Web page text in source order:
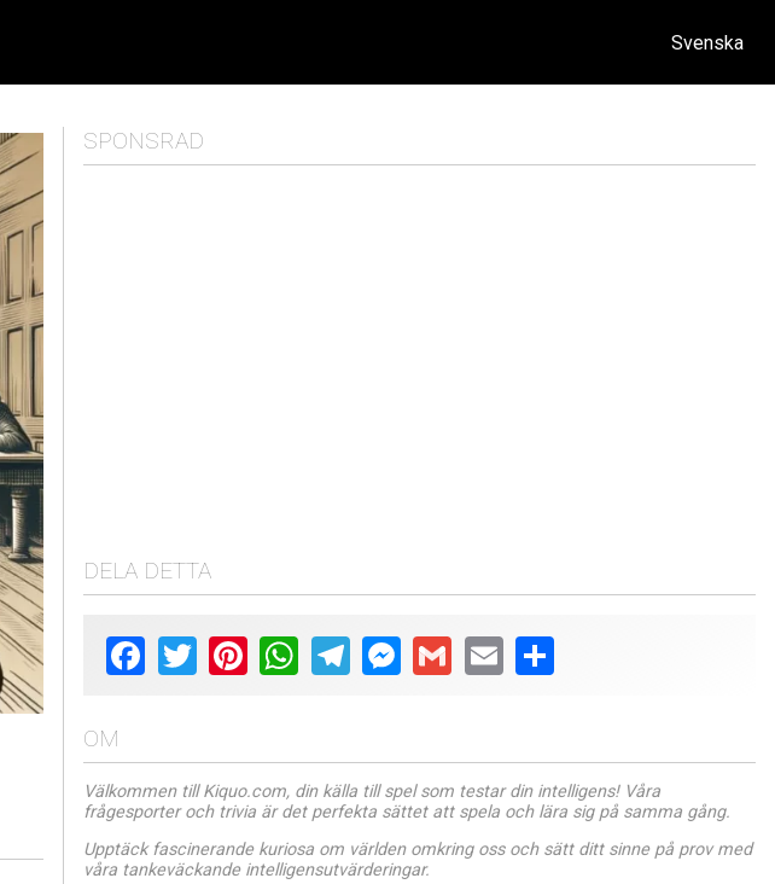
SPONSRAD
DELA DETTA
Facebook
TwitterPinterestWhatsAppTelegramMessenger
Gmail Email
OM
Välkommen till Kiquo.com, din källa till spel som testar din intelligens! Våra
frågesporter och trivia är det perfekta sättet att spela och lära sig på samma gång.
Upptäck fascinerande kuriosa om världen omkring oss och sätt ditt sinne på prov med
våra tankeväckande intelligensutvärderingar.
Svenska